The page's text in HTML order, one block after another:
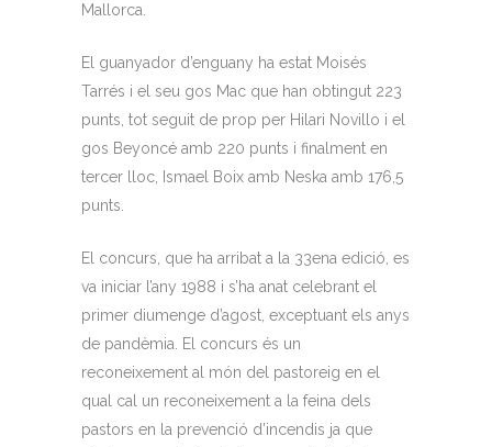
Mallorca.
El guanyador d’enguany ha estat Moisés
Tarrés i el seu gos Mac que han obtingut 223
punts, tot seguit de prop per Hilari Novillo i el
gos Beyoncé amb 220 punts i finalment en
tercer lloc, Ismael Boix amb Neska amb 176,5
punts.
El concurs, que ha arribat a la 33ena edició, es
va iniciar l’any 1988 i s’ha anat celebrant el
primer diumenge d’agost, exceptuant els anys
de pandèmia. El concurs és un
reconeixement al món del pastoreig en el
qual cal un reconeixement a la feina dels
pastors en la prevenció d’incendis ja que